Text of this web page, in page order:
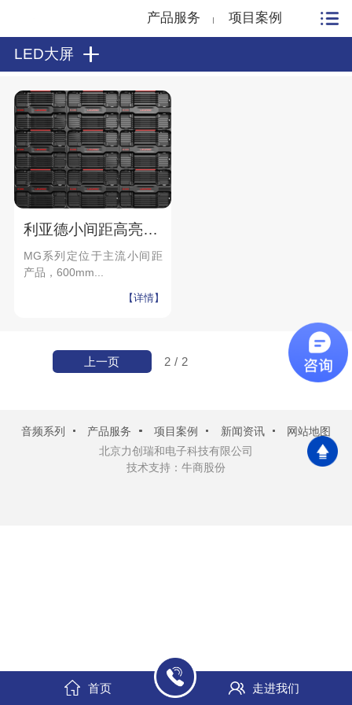
产品服务 项目案例
LED大屏
利亚德小间距高亮LED显示屏MG系列 P0.9735-P2.5间距
MG系列定位于主流小间距
产品，600mm...
【详情】
2 / 2
上一页
音频系列 产品服务 项目案例 新闻资讯
网站地图
北京力创瑞和电子科技有限公司
技术支持：牛商股份
首页 走进我们